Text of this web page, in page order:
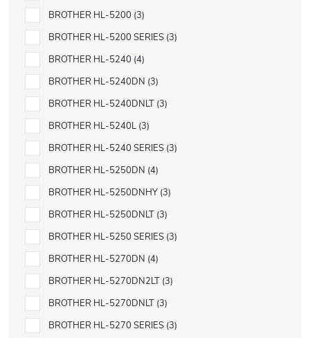
BROTHER HL-5200 3
BROTHER HL-5200 SERIES 3
BROTHER HL-5240 4
BROTHER HL-5240DN 3
BROTHER HL-5240DNLT 3
BROTHER HL-5240L 3
BROTHER HL-5240 SERIES 3
BROTHER HL-5250DN 4
BROTHER HL-5250DNHY 3
BROTHER HL-5250DNLT 3
BROTHER HL-5250 SERIES 3
BROTHER HL-5270DN 4
BROTHER HL-5270DN2LT 3
BROTHER HL-5270DNLT 3
BROTHER HL-5270 SERIES 3